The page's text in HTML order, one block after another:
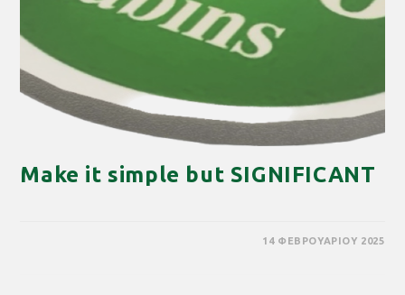
Make it simple but SIGNIFICANT
14 ΦΕΒΡΟΥΑΡΊΟΥ 2025